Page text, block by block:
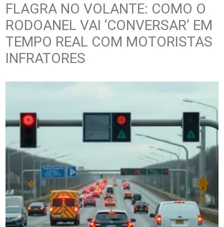
FLAGRA NO VOLANTE: COMO O
RODOANEL VAI ‘CONVERSAR’ EM
TEMPO REAL COM MOTORISTAS
INFRATORES